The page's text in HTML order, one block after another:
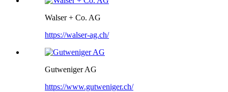
Walser + Co. AG
https://walser-ag.ch/
Gutweniger AG
https://www.gutweniger.ch/